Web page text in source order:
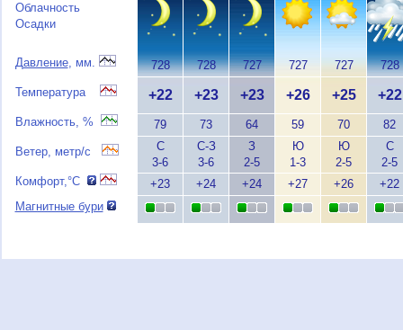
Облачность
Осадки
Давление, мм.
Температура
Влажность, %
Ветер, метр/с
Комфорт,°C
Магнитные бури
728
+22
79
С
3-6
+23
728
+23
73
С-З
3-6
+24
727
+23
64
З
2-5
+24
727
+26
59
Ю
1-3
+27
727
+25
70
Ю
2-5
+26
728
+22
82
С
2-5
+22